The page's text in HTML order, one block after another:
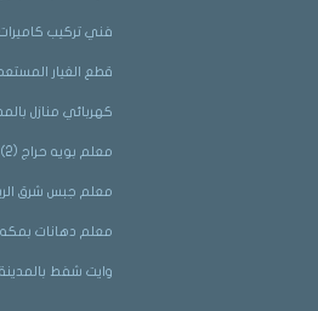
فني تركيب كاميرات
قطع الغيار
كهربائي منازل
معلم بويه حراج (2)
معلم جبس شرق
معلم دهانات
وايت شفط بالمدينة